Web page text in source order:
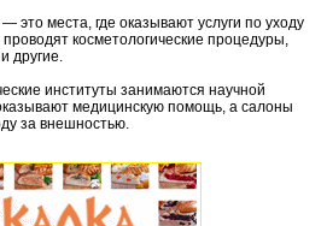
это места, где оказывают услуги по уходу
косметологические процедуры,
другие.
институты занимаются научной
медицинскую помощь, а салоны
за внешностью.